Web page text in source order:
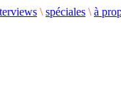
\ spéciales \ à